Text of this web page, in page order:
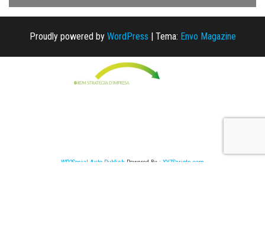
Proudly powered by WordPress | Tema: Envo Magazine
WP2Social Auto Publish Powered By : XYZScripts.com